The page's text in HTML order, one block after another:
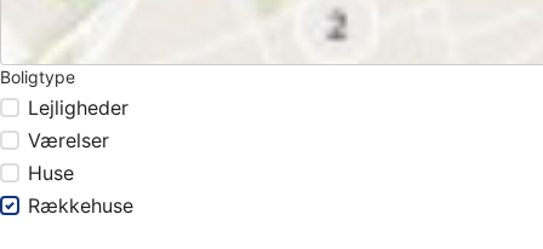
Boligtype
Lejligheder
Værelser
Huse
Rækkehuse